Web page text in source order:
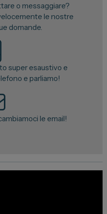
o messaggiare?
le nostre
domande.
super esaustivo e
e parliamo!
le email!